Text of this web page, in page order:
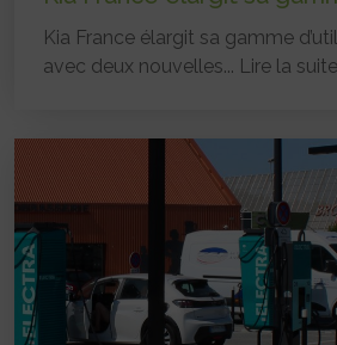
Kia France élargit sa gamme
avec deux nouvelles... Lire la suite